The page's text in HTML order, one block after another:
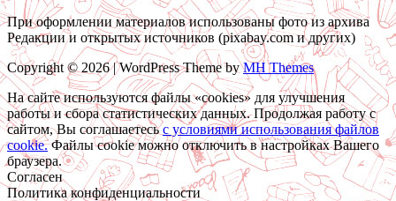
При оформлении материалов использованы фото из архива
Редакции и открытых источников (pixabay.com и других)
Copyright © 2026 | WordPress Theme byMH Themes
На сайте используются файлы «cookies» для улучшения
работы и сбора статистических данных. Продолжая работу с
сайтом, Вы соглашаетесьc условиями использования файлов
cookie.Файлы cookie можно отключить в настройках Вашего
браузера.
Согласен
Политика конфиденциальности